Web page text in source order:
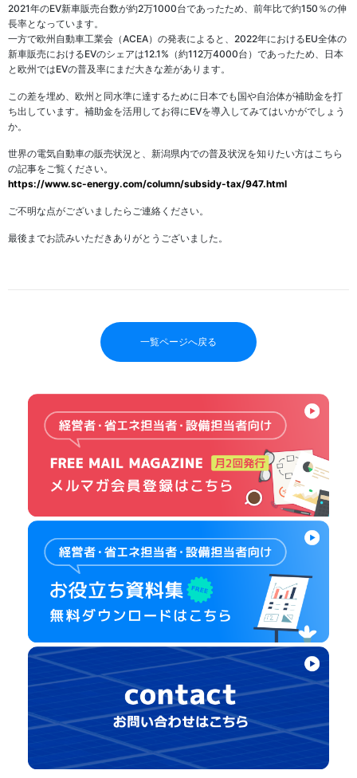
2021年のEV新車販売台数が約2万1000台であったため、前年比で約150％の伸
長率となっています。
一方で欧州自動車工業会（ACEA）の発表によると、2022年におけるEU全体の
新車販売におけるEVのシェアは12.1%（約112万4000台）であったため、日本
と欧州ではEVの普及率にまだ大きな差があります。
この差を埋め、欧州と同水準に達するために日本でも国や自治体が補助金を打
ち出しています。補助金を活用してお得にEVを導入してみてはいかがでしょう
か。
世界の電気自動車の販売状況と、新潟県内での普及状況を知りたい方はこちら
の記事をご覧ください。
https://www.sc-energy.com/column/subsidy-tax/947.html
ご不明な点がございましたらご連絡ください。
最後までお読みいただきありがとうございました。
一覧ページへ戻る